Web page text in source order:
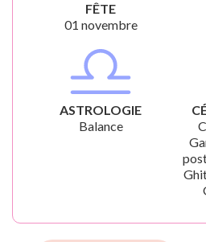
FÊTE
01 novembre
ASTROLOGIE
Balance